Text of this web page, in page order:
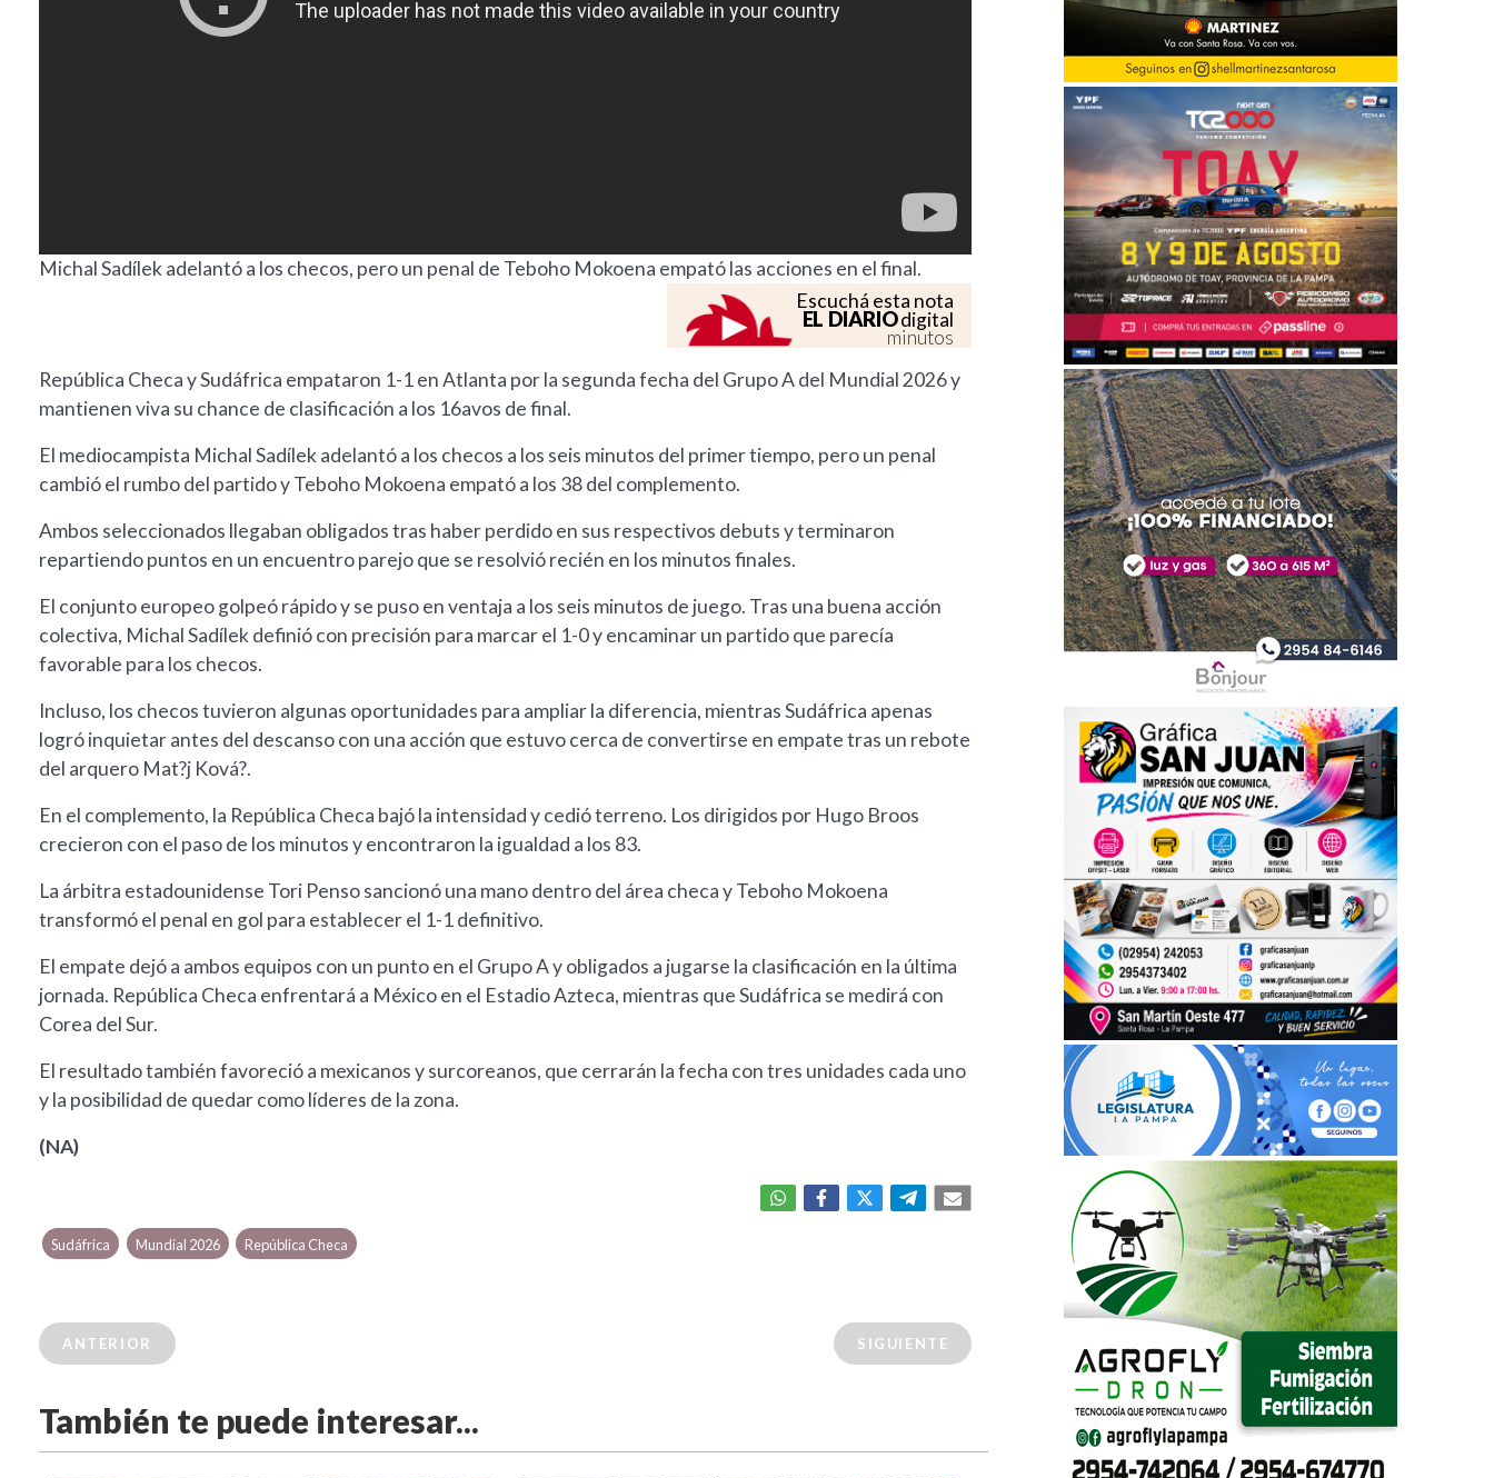
Michal Sadílek adelantó a los checos, pero un penal de Teboho Mokoena empató las acciones en el final.
Escuchá esta nota
EL DIARIOdigital
minutos
República Checa y Sudáfrica empataron 1-1 en Atlanta por la segunda fecha del Grupo A del Mundial 2026 y
mantienen viva su chance de clasificación a los 16avos de final.
El mediocampista Michal Sadílek adelantó a los checos a los seis minutos del primer tiempo, pero un penal
cambió el rumbo del partido y Teboho Mokoena empató a los 38 del complemento.
Ambos seleccionados llegaban obligados tras haber perdido en sus respectivos debuts y terminaron
repartiendo puntos en un encuentro parejo que se resolvió recién en los minutos finales.
El conjunto europeo golpeó rápido y se puso en ventaja a los seis minutos de juego. Tras una buena acción
colectiva, Michal Sadílek definió con precisión para marcar el 1-0 y encaminar un partido que parecía
favorable para los checos.
Incluso, los checos tuvieron algunas oportunidades para ampliar la diferencia, mientras Sudáfrica apenas
logró inquietar antes del descanso con una acción que estuvo cerca de convertirse en empate tras un rebote
del arquero Mat?j Ková?.
En el complemento, la República Checa bajó la intensidad y cedió terreno. Los dirigidos por Hugo Broos
crecieron con el paso de los minutos y encontraron la igualdad a los 83.
La árbitra estadounidense Tori Penso sancionó una mano dentro del área checa y Teboho Mokoena
transformó el penal en gol para establecer el 1-1 definitivo.
El empate dejó a ambos equipos con un punto en el Grupo A y obligados a jugarse la clasificación en la última
jornada. República Checa enfrentará a México en el Estadio Azteca, mientras que Sudáfrica se medirá con
Corea del Sur.
El resultado también favoreció a mexicanos y surcoreanos, que cerrarán la fecha con tres unidades cada uno
y la posibilidad de quedar como líderes de la zona.
(NA)
Sudáfrica Mundial 2026 República Checa
ANTERIOR SIGUIENTE
También te puede interesar...